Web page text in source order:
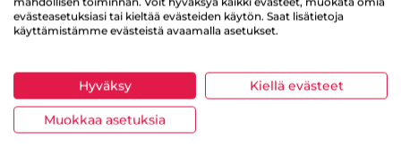
Kategoriat
Välipalat ja jälkiruoat Puurot
evästeasetuksiasi tai kieltää evästeiden käytön. Saat lisätietoja
käyttämistämme evästeistä avaamalla asetukset.
Hyväksy Kiellä evästeet
Muokkaa asetuksia